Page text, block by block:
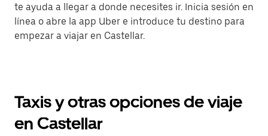
te ayuda a llegar a donde necesites ir. Inicia sesión en
línea o abre la app Uber e introduce tu destino para
empezar a viajar en Castellar.
Taxis y otras opciones de viaje
en Castellar